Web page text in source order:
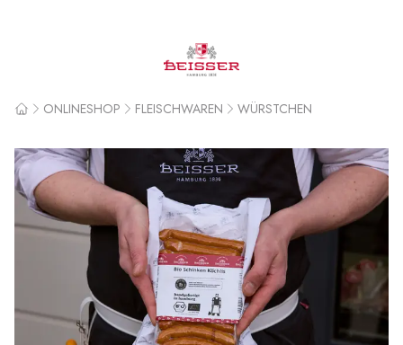
Beisser
ONLINESHOP FLEISCHWAREN WÜRSTCHEN